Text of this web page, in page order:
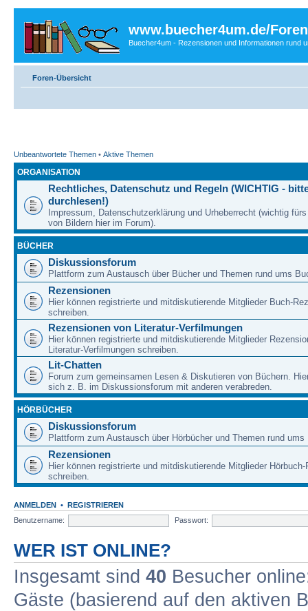
www.buecher4um.de/Foren
Buecher4um - Rezensionen und Informationen rund
Foren-Übersicht
Unbeantwortete Themen • Aktive Themen
ORGANISATION
Rechtliches, Datenschutz und Regeln (WICHTIG -
durchlesen!)
Impressum, Datenschutzerklärung und Urheberrecht (wichtig
von Bildern hier im Forum).
BÜCHER
Diskussionsforum
Plattform zum Austausch über Bücher und Themen rund ums
Rezensionen
Hier können registrierte und mitdiskutierende Mitglieder Buch-
schreiben.
Rezensionen von Literatur-Verfilmungen
Hier können registrierte und mitdiskutierende Mitglieder
Literatur-Verfilmungen schreiben.
Lit-Chatten
Forum zum gemeinsamen Lesen & Diskutieren von Büchern.
sich z. B. im Diskussionsforum mit anderen verabreden.
HÖRBÜCHER
Diskussionsforum
Plattform zum Austausch über Hörbücher und Themen rund ums
Rezensionen
Hier können registrierte und mitdiskutierende Mitglieder Hörbuch-
schreiben.
ANMELDEN • REGISTRIEREN
Benutzername:
Passwort:
WER IST ONLINE?
Insgesamt sind 40 Besucher
Gäste (basierend auf den aktiven